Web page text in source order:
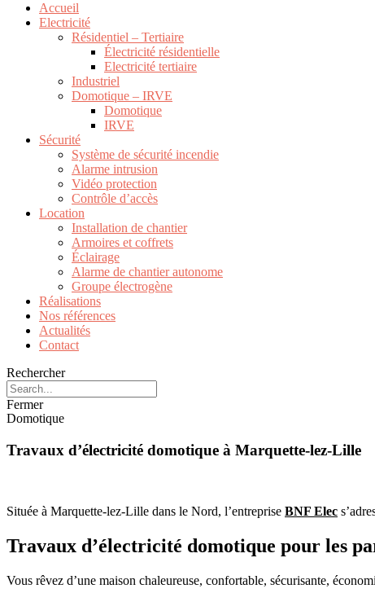
Accueil
Electricité
Résidentiel – Tertiaire
Électricité résidentielle
Electricité tertiaire
Industriel
Domotique – IRVE
Domotique
IRVE
Sécurité
Système de sécurité incendie
Alarme intrusion
Vidéo protection
Contrôle d’accès
Location
Installation de chantier
Armoires et coffrets
Éclairage
Alarme de chantier autonome
Groupe électrogène
Réalisations
Nos références
Actualités
Contact
Rechercher
Fermer
Domotique
Travaux d’électricité domotique à Marquette-lez-Lille
Située à Marquette-lez-Lille dans le Nord, l’entreprise BNF Elec
Travaux d’électricité domotique pour les
Vous rêvez d’une maison chaleureuse, confortable, sécurisante,